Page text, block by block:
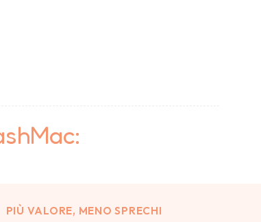
PIÙ VALORE, MENO SPRECHI